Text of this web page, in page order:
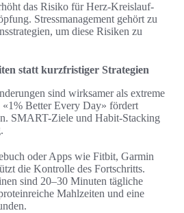
das Risiko für Herz-Kreislauf-
Stressmanagement gehört zu
um diese Risiken zu
statt kurzfristiger Strategien
sind wirksamer als extreme
Better Every Day» fördert
SMART-Ziele und Habit-Stacking
oder Apps wie Fitbit, Garmin
die Kontrolle des Fortschritts.
sind 20–30 Minuten tägliche
Mahlzeiten und eine